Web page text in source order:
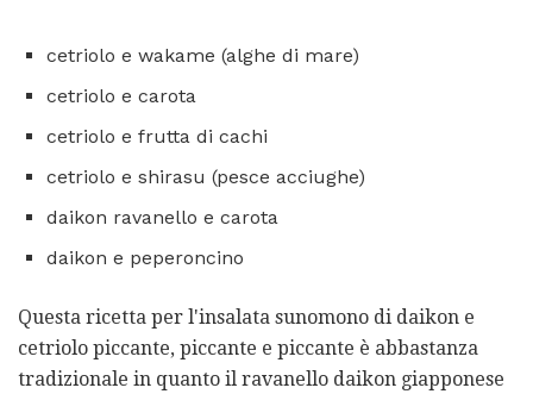
cetriolo e wakame (alghe di mare)
cetriolo e carota
cetriolo e frutta di cachi
cetriolo e shirasu (pesce acciughe)
daikon ravanello e carota
daikon e peperoncino
Questa ricetta per l'insalata sunomono di daikon e
cetriolo piccante, piccante e piccante è abbastanza
tradizionale in quanto il ravanello daikon giapponese